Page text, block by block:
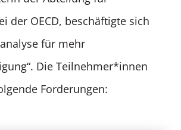
der OECD, beschäftigte sich
für mehr
Die Teilnehmer*innen
Forderungen: